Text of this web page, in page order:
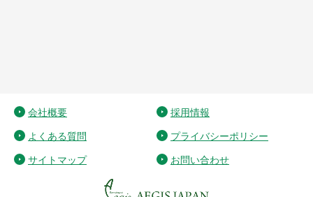
会社概要 採用情報
よくある質問 プライバシーポリシー
サイトマップ お問い合わせ